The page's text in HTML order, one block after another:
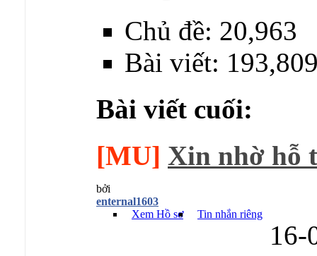
Chủ đề: 20,963
Bài viết:
Bài viết cuối:
[MU] Xin nhờ hỗ
bởi
enternal1603
Xem Hồ sơ
Tin nhắn riêng